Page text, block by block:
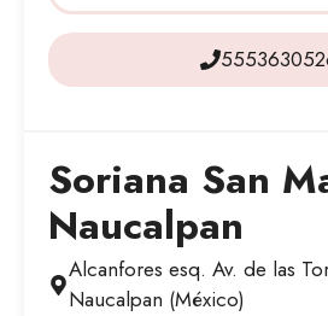
Soriana San
Naucalpan
Alcanfores esq. Av. de las
Naucalpan (México)